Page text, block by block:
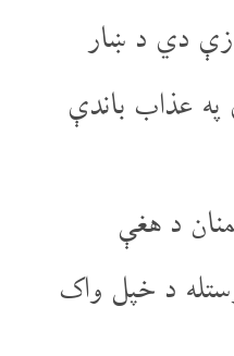
دي د ښار
عذاب باندې
د هغې
د خپل واک